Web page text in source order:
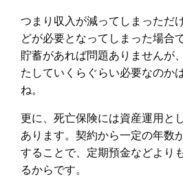
つまり収入が減ってしまっただ
どが必要となってしまった場合
貯蓄があれば問題ありませんが
たしていくらぐらい必要なのか
ね。
更に、死亡保険には資産運用と
あります。契約から一定の年数
することで、定期預金などより
るからです。